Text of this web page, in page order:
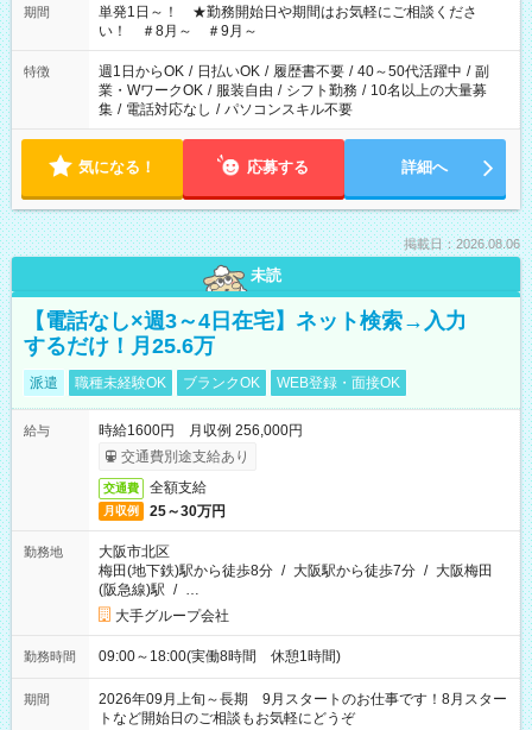
期間
単発1日～！ ★勤務開始日や期間はお気軽にご相談くださ
い！ ＃8月～ ＃9月～
特徴 週1日からOK / 日払いOK / 履歴書不要 / 40～50代活躍中 / 副
業・WワークOK / 服装自由 / シフト勤務 / 10名以上の大量募
集 / 電話対応なし / パソコンスキル不要
気になる！ 応募する 詳細へ
掲載日：2026.08.06
未読
【電話なし×週3～4日在宅】ネット検索→入力
するだけ！月25.6万
派遣 職種未経験OK ブランクOK WEB登録・面接OK
給与
時給1600円 月収例 256,000円
交通費別途支給あり
交通費 全額支給
月収例 25～30万円
勤務地
大阪市北区
梅田(地下鉄)駅から徒歩8分 / 大阪駅から徒歩7分 / 大阪梅田
(阪急線)駅 / …
大手グループ会社
勤務時間 09:00～18:00(実働8時間 休憩1時間)
期間
2026年09月上旬～長期 9月スタートのお仕事です！8月スター
トなど開始日のご相談もお気軽にどうぞ